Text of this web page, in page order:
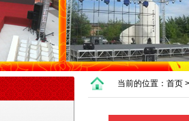
当前的位置： 首页